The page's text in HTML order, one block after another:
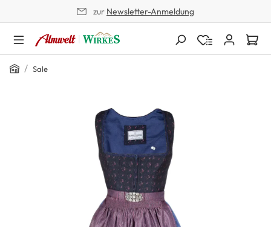
zur Newsletter-Anmeldung
Home
/ Sale